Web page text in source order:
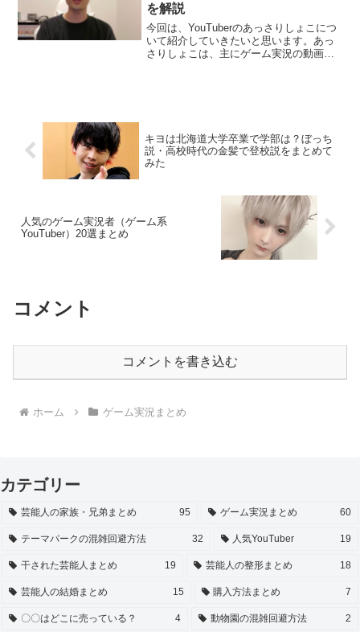
を解説
今回は、YouTuberのあっさりしょこにつ
いて紹介していきたいと思います。あっ
さりしょこは、主にゲーム実況の動画を
キヨは北海道大学卒業で学部は？ぼっち
説・高校時代の金髪で登校説をまとめて
みた
人気のゲーム実況者（ゲーム系
YouTuber）20選まとめ
コメント
コメントを書き込む
ホーム ゲーム実況まとめ
カテゴリー
芸能人の家族・兄弟まとめ 95 ゲーム実況まとめ 60
テーマパークの混雑回避方法 32 人気YouTuber 19
干された芸能人まとめ 19 芸能人の整形まとめ 18
芸能人の結婚まとめ 15 購入方法まとめ 7
〇〇はどこに売っている？ 4 動物園の混雑回避方法 2